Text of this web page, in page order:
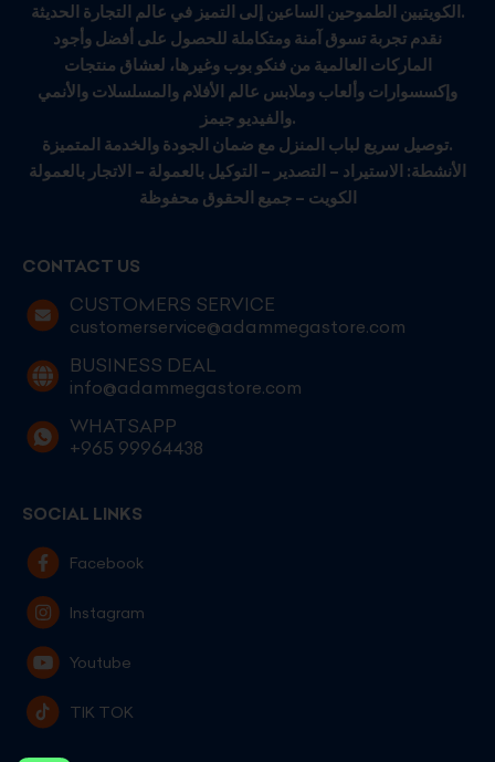
الكويتيين الطموحين الساعين إلى التميز في عالم التجارة الحديثة.
نقدم تجربة تسوق آمنة ومتكاملة للحصول على أفضل وأجود
الماركات العالمية من فنكو بوب وغيرها، لعشاق منتجات
وإكسسوارات وألعاب وملابس عالم الأفلام والمسلسلات والأنمي
والفيديو جيمز.
توصيل سريع لباب المنزل مع ضمان الجودة والخدمة المتميزة.
الأنشطة: الاستيراد – التصدير – التوكيل بالعمولة – الاتجار بالعمولة
الكويت – جميع الحقوق محفوظة
CONTACT US
CUSTOMERS SERVICE
customerservice@adammegastore.com
BUSINESS DEAL
info@adammegastore.com
WHATSAPP
+965 99964438
SOCIAL LINKS
Facebook
Instagram
Youtube
TIK TOK